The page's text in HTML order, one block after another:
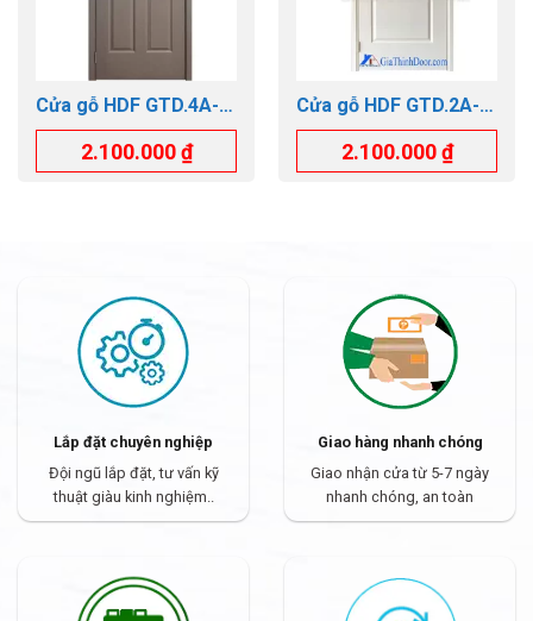
Cửa gỗ HDF GTD.4A-
C3
2.100.000₫
Cửa gỗ HDF GTD.2A-
C1
2.100.000₫
Lắp đặt chuyên nghiệp
Đội ngũ lắp đặt, tư vấn kỹ
thuật giàu kinh nghiệm..
Giao hàng nhanh chóng
Giao nhận cửa từ 5-7 ngày
nhanh chóng, an toàn